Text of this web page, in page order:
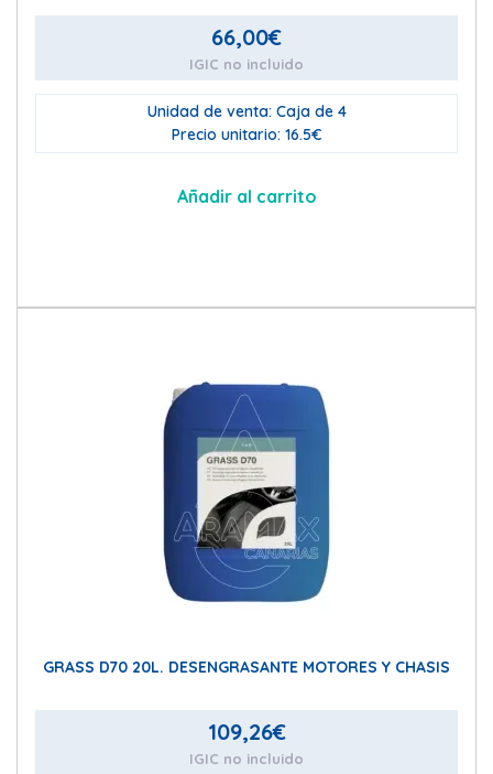
66,00€
IGIC no incluido
Unidad de venta: Caja de 4
Precio unitario: 16.5€
Añadir al carrito
GRASS D70 20L. DESENGRASANTE MOTORES Y CHASIS
109,26€
IGIC no incluido